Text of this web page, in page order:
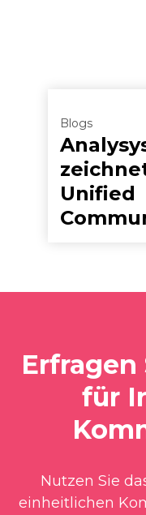
Blogs
Unified
Erfragen
für
Nutzen Sie
einheitlichen